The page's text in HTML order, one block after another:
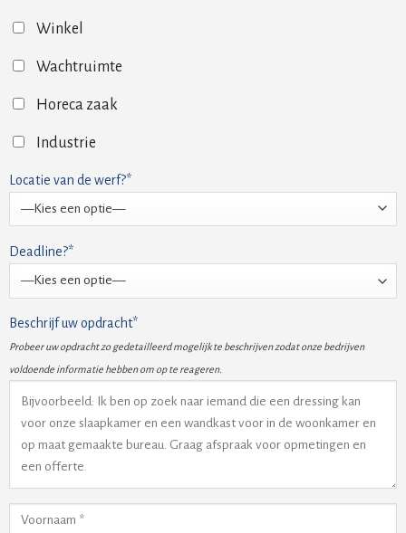
Winkel
Wachtruimte
Horeca zaak
Industrie
Locatie van de werf?*
Deadline?*
Beschrijf uw opdracht*
Probeer uw opdracht zo gedetailleerd mogelijk te beschrijven zodat onze bedrijven
voldoende informatie hebben om op te reageren.